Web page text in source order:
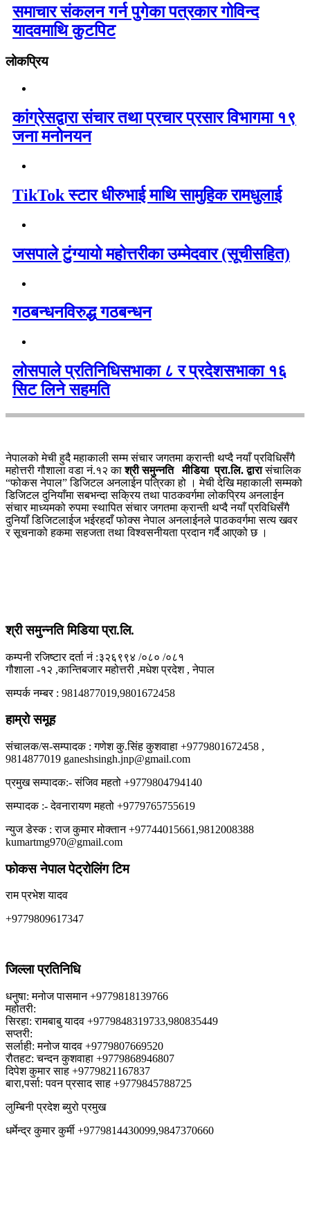
समाचार संकलन गर्न पुगेका पत्रकार गोविन्द
यादवमाथि कुटपिट
लोकप्रिय
कांग्रेसद्वारा संचार तथा प्रचार प्रसार विभागमा १९
जना मनोनयन
TikTok स्टार धीरुभाई माथि सामुहिक रामधुलाई
जसपाले टुंग्यायो महोत्तरीका उम्मेदवार (सूचीसहित)
गठबन्धनविरुद्ध गठबन्धन
लोसपाले प्रतिनिधिसभाका ८ र प्रदेशसभाका १६
सिट लिने सहमति
नेपालको मेची हुदै महाकाली सम्म संचार जगतमा क्रान्ती थप्दै नयाँ प्रविधिसँगै
महोत्तरी गौशाला वडा नं.१२ काश्री समुन्नति मीडिया प्रा.लि. द्वारासंचालिक
“फोकस नेपाल” डिजिटल अनलाईन पत्रिका हो । मेची देखि महाकाली सम्मको
डिजिटल दुनियाँमा सबभन्दा सक्रिय तथा पाठकवर्गमा लोकप्रिय अनलाईन
संचार माध्यमको रुपमा स्थापित संचार जगतमा क्रान्ती थप्दै नयाँ प्रविधिसँगै
दुनियाँ डिजिटलाईज भईरहदाँ फोक्स नेपाल अनलाईनले पाठकवर्गमा सत्य खवर
र सूचनाको हकमा सहजता तथा विश्वसनीयता प्रदान गर्दै आएको छ ।
श्री समुन्नति मिडिया प्रा.लि.
कम्पनी रजिष्टार दर्ता नं :३२६९९४ /०८० /०८१
गौशाला -१२ ,कान्तिबजार महोत्तरी ,मधेश प्रदेश , नेपाल
सम्पर्क नम्बर : 9814877019,9801672458
हाम्रो समूह
संचालक/स-सम्पादक : गणेश कु.सिंह कुशवाहा +9779801672458 ,
9814877019 ganeshsingh.jnp@gmail.com
प्रमुख सम्पादक:- संजिव महतो +9779804794140
सम्पादक :- देवनारायण महतो +9779765755619
न्युज डेस्क : राज कुमार मोक्तान +97744015661,9812008388
kumartmg970@gmail.com
फोकस नेपाल पेट्रोलिंग टिम
राम प्रभेश यादव
+9779809617347
जिल्ला प्रतिनिधि
धनुषा: मनोज पासमान +9779818139766
महोतरी:
सिरहा: रामबाबु यादव +9779848319733,980835449
सप्तरी:
सर्लाही: मनोज यादव +9779807669520
रौतहट: चन्दन कुशवाहा +9779868946807
दिपेश कुमार साह +9779821167837
बारा,पर्सा: पवन प्रसाद साह +9779845788725
लुम्बिनी प्रदेश ब्युरो प्रमुख
धर्मेन्द्र कुमार कुर्मी +9779814430099,9847370660